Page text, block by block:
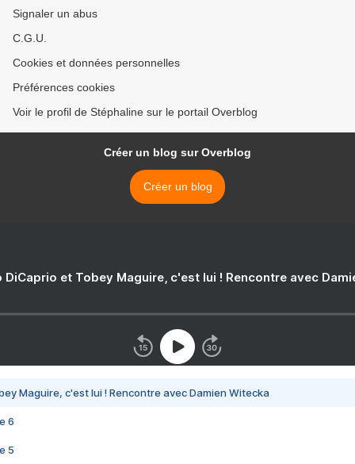
Signaler un abus
C.G.U.
Cookies et données personnelles
Préférences cookies
Voir le profil de Stéphaline sur le portail Overblog
Créer un blog sur Overblog
Créer un blog
DiCaprio et Tobey Maguire, c'est lui ! Rencontre avec
Maguire, c'est lui ! Rencontre avec Damien Witecka
6
5